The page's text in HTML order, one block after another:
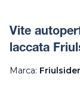
Vite
laccata
Marca: Friulsider